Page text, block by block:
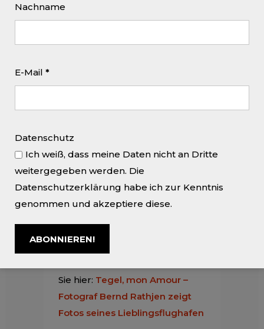
York wachte der Musik- und
Eventmanager in seiner
Tegel, gab seinen Koffer auf und
rechtzeitig in die pünktlich
abhebende Maschine. „Das war
samstagsmorgens und die
Straßen waren leer, aber
trotzdem sehr weltmeisterlich“,
erinnert er sich im Gespräch mit
der B.Z.“
Sie hier: Tegel, mon Amour –
Fotograf Bernd Rathjen zeigt
Fotos seines Lieblingsflughafen
Nachname
E-Mail *
Datenschutz
Ich weiß, dass meine Daten nicht an Dritte
weitergegeben werden. Die
Datenschutzerklärung habe ich zur Kenntnis
genommen und akzeptiere diese.